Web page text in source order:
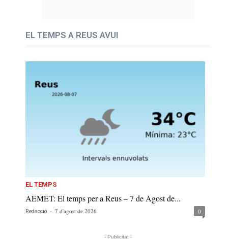
EL TEMPS A REUS AVUI
EL TEMPS
AEMET: El temps per a Reus – 7 de Agost de...
Redacció - 7 d'agost de 2026 0
- Publicitat -